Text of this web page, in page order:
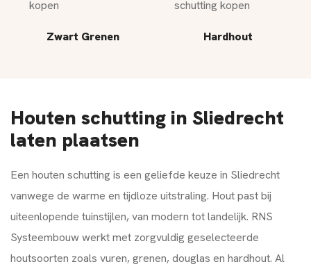
Zwart Grenen Hardhout
Houten schutting in Sliedrecht
laten plaatsen
Een houten schutting is een geliefde keuze in Sliedrecht
vanwege de warme en tijdloze uitstraling. Hout past bij
uiteenlopende tuinstijlen, van modern tot landelijk. RNS
Systeembouw werkt met zorgvuldig geselecteerde
houtsoorten zoals vuren, grenen, douglas en hardhout. Al